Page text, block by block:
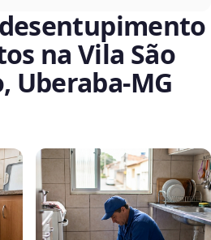
na Vila São
Uberaba‑MG